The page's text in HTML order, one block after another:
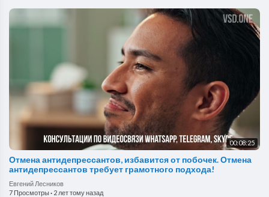
00:08:25
Отмена антидепрессантов, избавится от побочек. Отмена
антидепрессантов требует грамотного подхода!
Евгений Лесников
7 Просмотры· 2 лет тому назад